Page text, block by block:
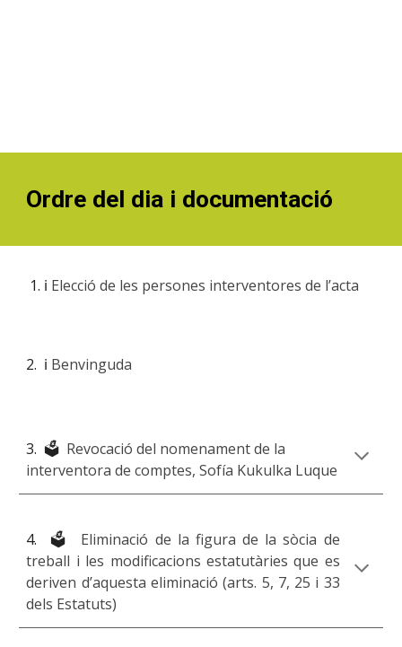
Ordre del dia i documentació
️ℹ️ Elecció de les persones interventores de l’acta
2. ℹ️ Benvinguda
3. 🗳️ Revocació del nomenament de la
interventora de comptes, Sofía Kukulka Luque
4. 🗳️ Eliminació de la figura de la sòcia de
treball i les modificacions estatutàries que es
deriven d’aquesta eliminació (arts. 5, 7, 25 i 33
dels Estatuts)